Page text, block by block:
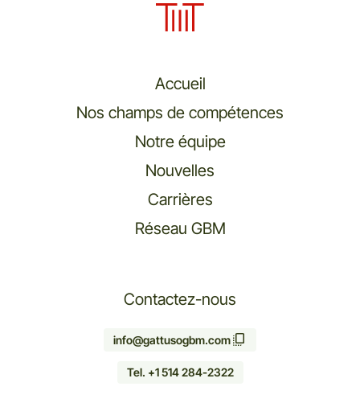
Accueil
Nos champs de compétences
Notre équipe
Nouvelles
Carrières
Réseau GBM
Contactez-nous
info@gattusogbm.com
Tel. +1 514 284-2322